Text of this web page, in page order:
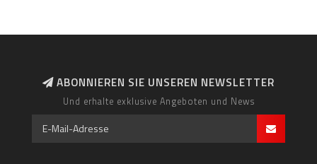
ABONNIEREN SIE UNSEREN NEWSLETTER
Und erhalte exklusive Angeboten und News